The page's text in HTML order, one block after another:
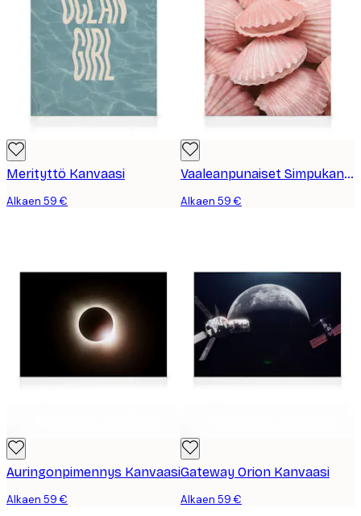
Merityttö Kanvaasi
Alkaen 59 €
Vaaleanpunaiset Simpukankuoret Kanvaasi
Alkaen 59 €
Auringonpimennys Kanvaasi
Alkaen 59 €
Gateway Orion Kanvaasi
Alkaen 59 €